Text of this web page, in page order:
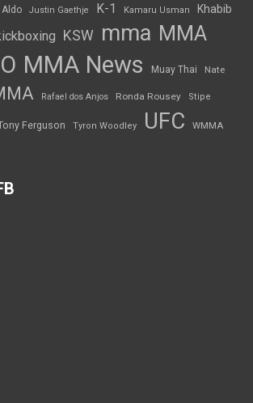
Justin Gaethje K-1 Kamaru Usman Khabib
KSW mma MMA
MMA News Muay Thai Nate
Rafael dos Anjos Ronda Rousey Stipe
Ferguson Tyron Woodley UFC WMMA